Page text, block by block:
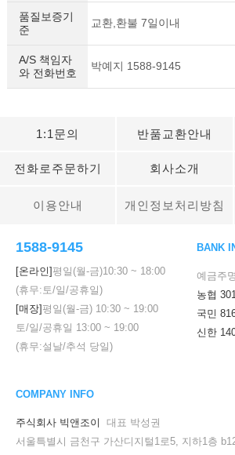
품질보증기
준
교환,환불 7일이내
A/S 책임자
와 전화번호
박예지 1588-9145
1:1문의 반품교환안내
전화로주문하기 회사소개
이용안내 개인정보처리방침
1588-9145
[온라인]평일(월-금)10:30 ~ 18:00
(휴무:토/일/공휴일)
[매장]평일(월-금) 10:30 ~ 19:00
토/일/공휴일 13:00 ~ 19:00
(휴무:설날/추석 당일)
BANK
예금주
농협
국민
신한
COMPANY INFO
주식회사 빅앤조이
대표 박성권
서울특별시 금천구 가산디지털1로5, 지하1층